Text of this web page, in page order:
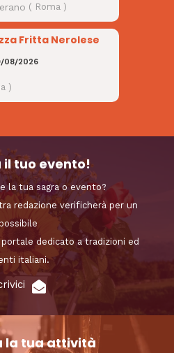
( Roma )
Fritta Nerolese
08/2026
)
il tuo evento!
la tua sagra o evento?
redazione verificherà per un
dedicato a tradizioni ed
italiani.
la tua attività